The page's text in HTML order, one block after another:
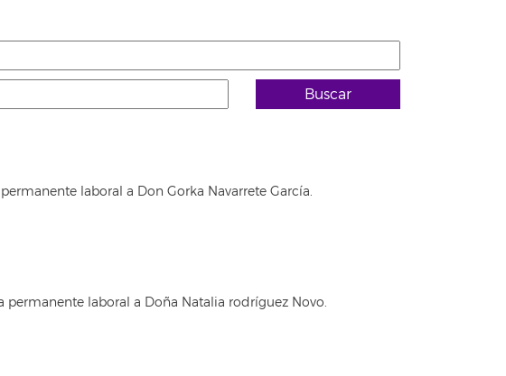
Buscar
laboral a Don Gorka Navarrete García.
laboral a Doña Natalia rodríguez Novo.